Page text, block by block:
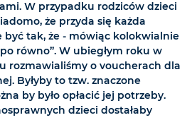
W przypadku rodziców dzieci
że przyda się każda
być tak, że - mówiąc kolokwialnie
równo”. W ubiegłym roku w
rozmawialiśmy o voucherach dla
Byłyby to tzw. znaczone
by było opłacić jej potrzeby.
dzieci dostałaby